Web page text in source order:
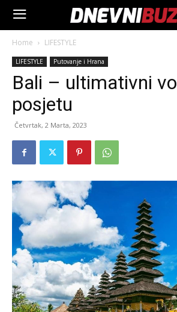
Home LIFESTYLE
LIFESTYLE Putovanje i Hrana
Bali – ultimativni
posjetu
Četvrtak, 2 Marta, 2023